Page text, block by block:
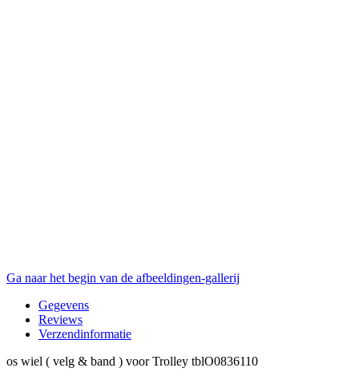
Ga naar het begin van de afbeeldingen-gallerij
Gegevens
Reviews
Verzendinformatie
os wiel ( velg & band ) voor Trolley tblO0836110